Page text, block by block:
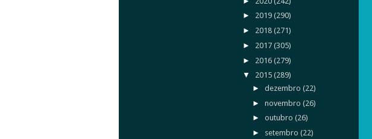
► 2019(290)
► 2018(271)
► 2017(305)
► 2016(279)
▼ 2015(289)
► dezembro (22)
► novembro (26)
► outubro (26)
► setembro (22)